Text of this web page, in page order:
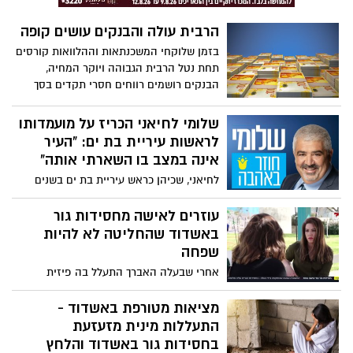
מלמעלה, אלא מהלב. 4.5 חודשים לפני
הבחירות. 2 מתמודדים צמודים עם אופי שונה
-למי תושבי בת יותר יתחברו?
כשורה.
הרבית עולה והבנקים עושים קופה
בזמן שלוקחי המשכנתאות וההלוואות קורסים
תחת נטל הרבית הגבוהה ויוקר המחיה,
הבנקים רושמים רווחים חסרי תקדים בסך
החודשים הראשונים של השנה, כלומר קצב
של כ25 מיליארד שקל בשנה!.
שלומי לחיאני הכריז על מועמדותו
לראשות עיריית בת ים: "העיר
אינה במצב בו השארתי אותה"
לחיאני, שכיהן כראש עיריית בת ים בשנים
2003-2014 , ונחשב לאחד מראשי העיר
האהודים והמצליחים בישראל, הכריז רשמית
על מועמדותו - "חוזר באהבה"
עוזרים לאישה מחסידות גור
באשדוד שהחליטה לא להיות
שפחה
אחרי שבעלה האברך התעלל בה פיזית
ונפשית והטריד מינית את אחותה, היא
החליטה לעשות מעשה שלא יעשה בחסידות
גור – עזבה את הבית והגישה נגדו תלונה
במשטרה. בעקבות החרם הכללי שנעשה עליה
מציאות מטורפת באשדוד -
התעללות מינית מזעזעת
בחסידות גור באשדוד והלחץ